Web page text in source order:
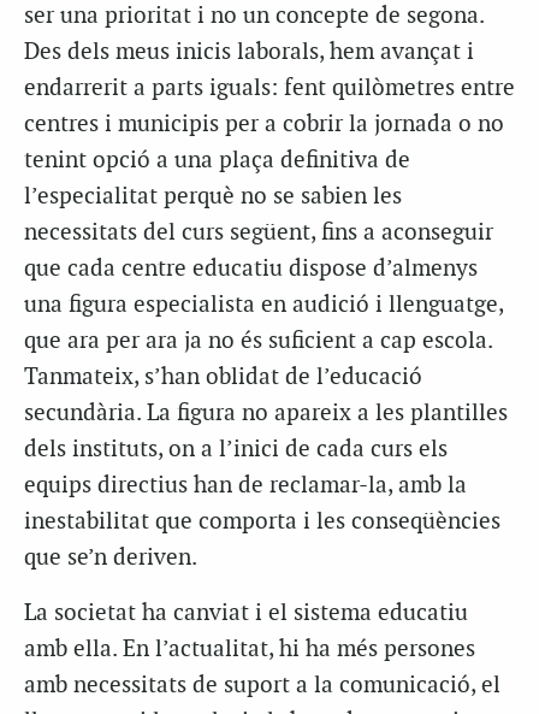
ser una prioritat i no un concepte de segona.
Des dels meus inicis laborals, hem avançat i
endarrerit a parts iguals: fent quilòmetres entre
centres i municipis per a cobrir la jornada o no
tenint opció a una plaça definitiva de
l’especialitat perquè no se sabien les
necessitats del curs següent, fins a aconseguir
que cada centre educatiu dispose d’almenys
una figura especialista en audició i llenguatge,
que ara per ara ja no és suficient a cap escola.
Tanmateix, s’han oblidat de l’educació
secundària. La figura no apareix a les plantilles
dels instituts, on a l’inici de cada curs els
equips directius han de reclamar-la, amb la
inestabilitat que comporta i les conseqüències
que se’n deriven.
La societat ha canviat i el sistema educatiu
amb ella. En l’actualitat, hi ha més persones
amb necessitats de suport a la comunicació, el